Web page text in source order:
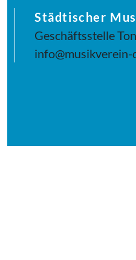
Städtischer
Geschäftsstelle